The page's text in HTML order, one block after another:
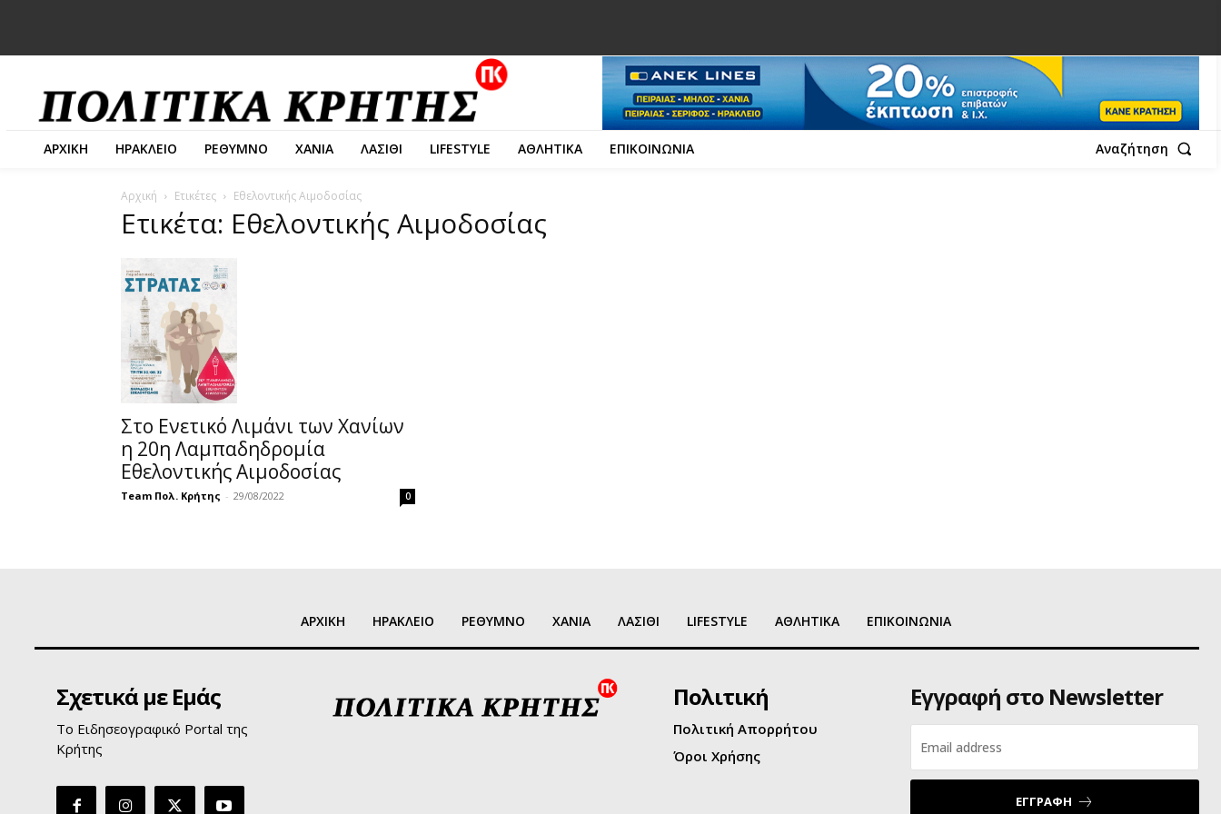
ΑΡΧΙΚΗ ΗΡΑΚΛΕΙΟ ΡΕΘΥΜΝΟ ΧΑΝΙΑ ΛΑΣΙΘΙ LIFESTYLE ΑΘΛΗΤΙΚΑ ΕΠΙΚΟΙΝΩΝΙΑ Αναζήτηση
Αρχική Ετικέτες Εθελοντικής Αιμοδοσίας
Ετικέτα: Εθελοντικής Αιμοδοσίας
Στο Ενετικό Λιμάνι των Χανίων
η 20η Λαμπαδηδρομία
Εθελοντικής Αιμοδοσίας
Team Πολ. Κρήτης - 29/08/2022 0
ΑΡΧΙΚΗ ΗΡΑΚΛΕΙΟ ΡΕΘΥΜΝΟ ΧΑΝΙΑ ΛΑΣΙΘΙ LIFESTYLE ΑΘΛΗΤΙΚΑ ΕΠΙΚΟΙΝΩΝΙΑ
Σχετικά με Εμάς
Το Ειδησεογραφικό Portal της
Κρήτης
Πολιτική
Πολιτική Απορρήτου
Όροι Χρήσης
Εγγραφή στο Newsletter
ΕΓΓΡΑΦΗ